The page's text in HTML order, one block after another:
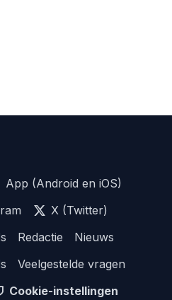
App (Android en iOS)
X (Twitter)
Redactie
Nieuws
Veelgestelde vragen
Cookie-instellingen